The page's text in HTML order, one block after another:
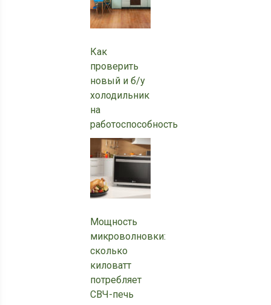
Как
проверить
новый и б/у
холодильник
на
работоспособность
Мощность
микроволновки:
сколько
киловатт
потребляет
СВЧ-печь